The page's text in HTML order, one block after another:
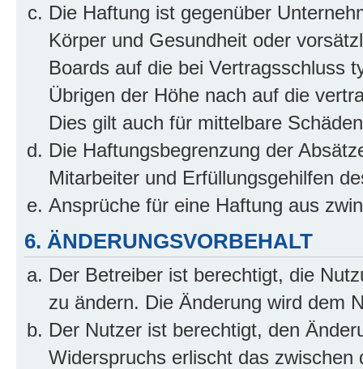
Die Haftung ist gegenüber
Körper und Gesundheit oder
Boards auf die bei Vertragsschluss
Übrigen der Höhe nach auf die
Dies gilt auch für mittelbare
Die Haftungsbegrenzung der
Mitarbeiter und Erfüllungsgehilfen
Ansprüche für eine Haftung aus
6. ÄNDERUNGSVORBEHALT
Der Betreiber ist berechtigt, die
zu ändern. Die Änderung wird dem
Der Nutzer ist berechtigt, den
Widerspruchs erlischt das